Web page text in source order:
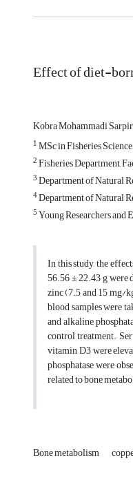
Effect of diet-
Kobra Mohammadi
1MSc in Fisheries
2Fisheries Department,
3Department of Natural
4Department of Natural
5Young Researchers and
In this study, the
56.56 ± 22.43 g were
zinc (7.5 and 15 mg/
blood samples were
and alkaline
control treatment.
vitamin D3 were
phosphatase were
related to bone
Bone metabolism